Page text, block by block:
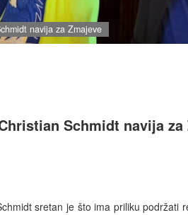
navija za Zmajeve
Schmidt navija za
sretan je što ima priliku podržati